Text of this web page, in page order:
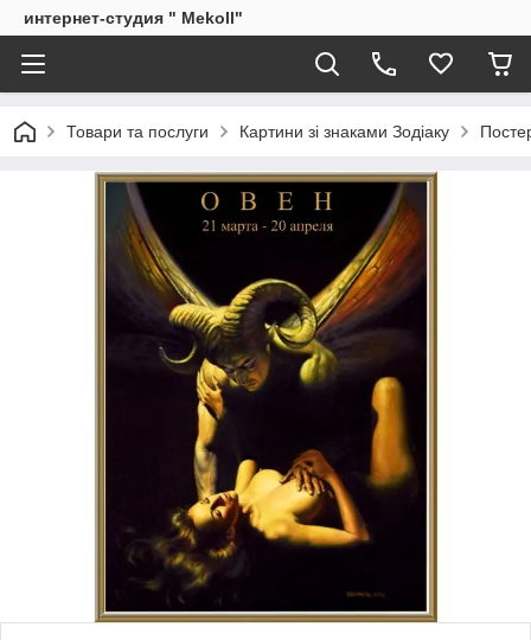
интернет-студия " Mekoll"
Товари та послуги Картини зі знаками Зодіаку